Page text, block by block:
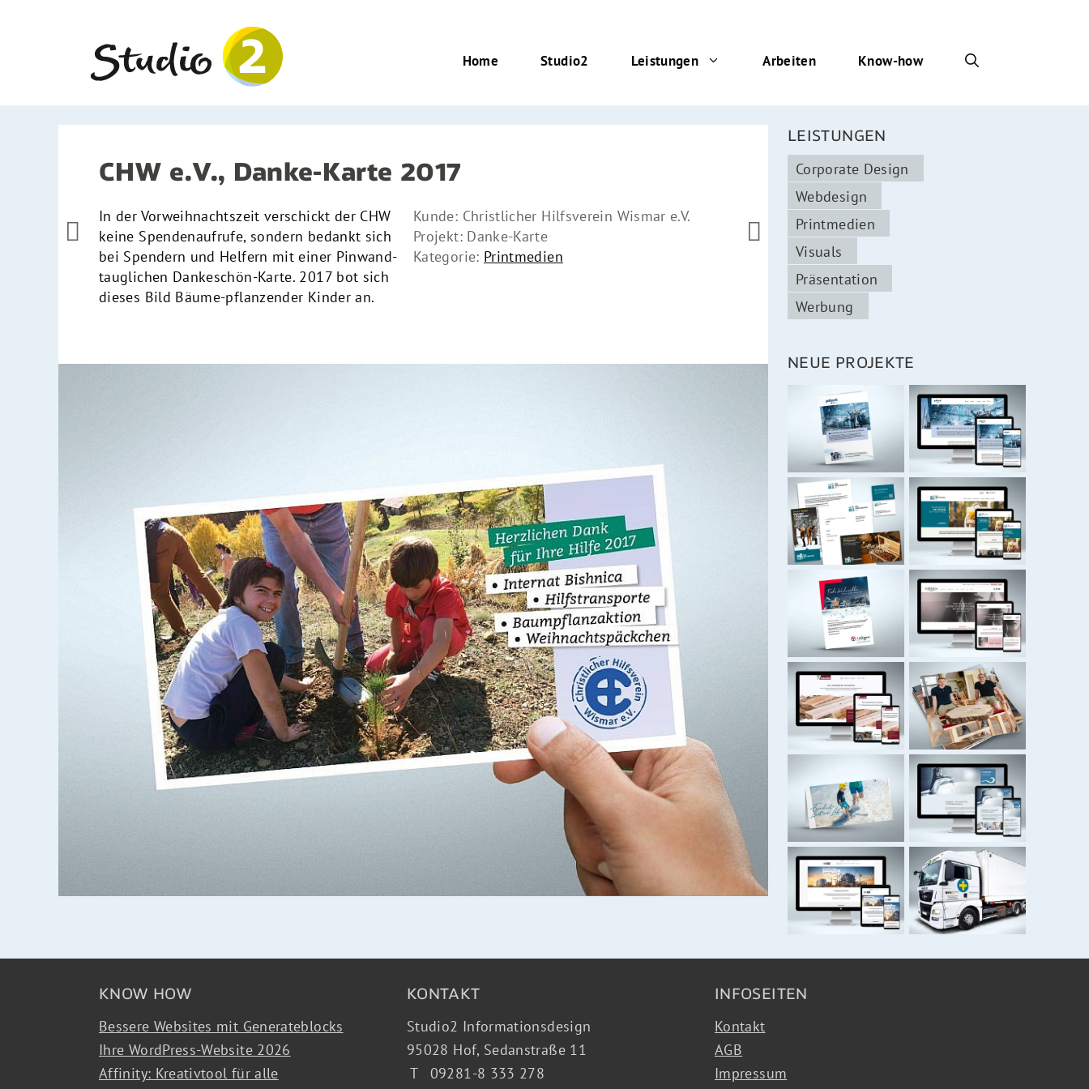
Home Studio2 Leistungen Arbeiten Know-how
CHW e.V., Danke-Karte 2017
 
In der Vorweihnachtszeit verschickt der CHW
keine Spendenaufrufe, sondern bedankt sich
bei Spendern und Helfern mit einer Pinwand-
tauglichen Dankeschön-Karte. 2017 bot sich
dieses Bild Bäume-pflanzender Kinder an.
Kunde: Christlicher Hilfsverein Wismar e.V.
Projekt: Danke-Karte
Kategorie: Printmedien
LEISTUNGEN
Corporate Design
Webdesign
Printmedien
Visuals
Präsentation
Werbung
NEUE PROJEKTE
KNOW HOW
Bessere Websites mit Generateblocks
Ihre WordPress-Website 2026
Affinity: Kreativtool für alle
KONTAKT
Studio2 Informationsdesign
95028 Hof, Sedanstraße 11
T
09281-8 333 278
INFOSEITEN
Kontakt
AGB
Impressum